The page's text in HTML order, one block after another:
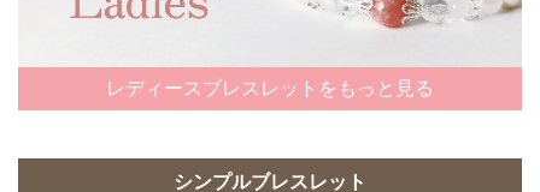
レディースブレスレットをもっと見る
シンプルブレスレット